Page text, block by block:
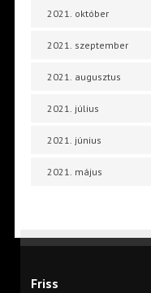
2021. október
2021. szeptember
2021. augusztus
2021. július
2021. június
2021. május
Friss